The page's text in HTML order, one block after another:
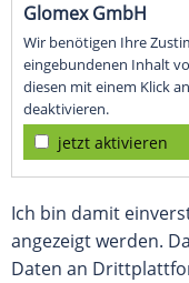
Glomex GmbH
Wir benötigen Ihre
eingebundenen Inhalt
diesen mit einem Klick
deaktivieren.
jetzt aktivieren
Ich bin damit
angezeigt werden.
Daten an